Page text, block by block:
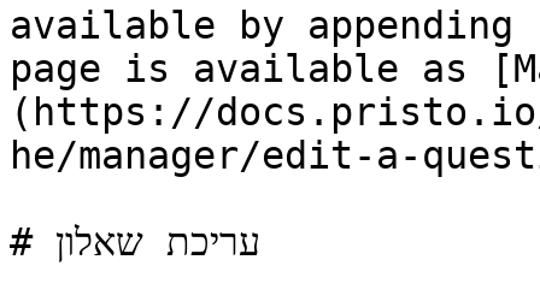
available by
page is available as
(https://
he/manager/edit-a-
# עריכת שאלון